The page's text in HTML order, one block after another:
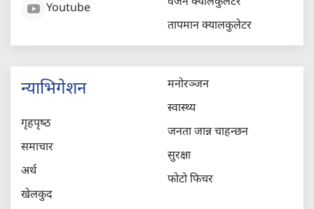
Youtube
तापमान क्यालकुलेटर
न्याभिगेशन
गृहपृष्‍ठ
समाचार
अर्थ
खेलकुद
मनोरञ्जन
स्वास्थ्य
जनता जान्न चाहन्छन
सुरक्षा
फोटो फिचर